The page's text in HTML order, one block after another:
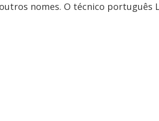
nomes. O técnico português